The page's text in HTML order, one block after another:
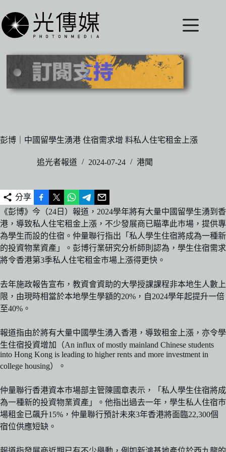
至
主
內
彭博｜中國留學生湧港 住宿需求增 料私人住宅租金上漲
追光者報道 2024-07-24 港聞
分享
《彭博》今（24日）報道，2024學年將有大量中國留學生湧到香
港，導致私人住宅租金上漲，不少發展商已瞄準此巿場，提供專
為學生而設的住宿。仲量聯行指出「私人學生住宿將成為一種新
的投資物業資產」。彭博行業研究分析師則認為，學生住宿需求
將令香港第3季私人住宅租金巿場上漲得更快。
去年施政報告宣布，教資會資助的大學授課課程非本地生人數上
限，由現時相當於本地學生學額的20%，自2024學年起提升一倍
至40%。
報道指由於將有大量中國學生湧入香港，導致租金上漲，亦令學
生住宿投資增加（An influx of mostly mainland Chinese students
into Hong Kong is leading to higher rents and more investment in
college housing）。
仲量聯行香港資本巿場部主管陳國章表示，「私人學生住宿將成
為一種新的投資物業資產」。他指出過去一年，學生私人住宿巿
場租金已飆升15%，仲量聯行預計未來3年香港將面臨22,300個
宿位供應短缺。